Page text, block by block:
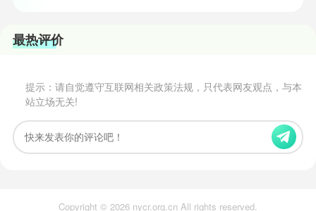
最热评价
提示：请自觉遵守互联网相关政策法规，只代表网友观点，与本
站立场无关!
Copyright © 2026 nycr.org.cn All rights reserved.